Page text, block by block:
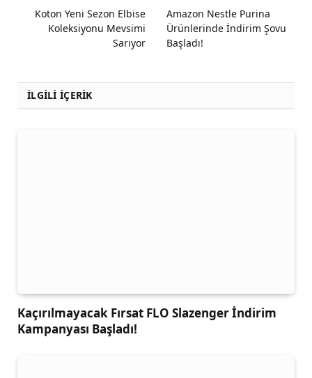
Koton Yeni Sezon Elbise
Koleksiyonu Mevsimi
Sarıyor
Amazon Nestle Purina
Ürünlerinde İndirim Şovu
Başladı!
İLGİLİ İÇERİK
Kaçırılmayacak Fırsat FLO Slazenger İndirim
Kampanyası Başladı!